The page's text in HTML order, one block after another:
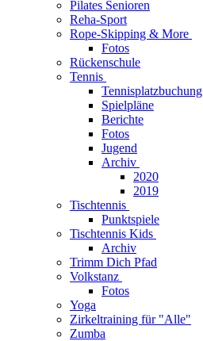
Pilates Senioren
Reha-Sport
Rope-Skipping & More
Fotos
Rückenschule
Tennis
Tennisplatzbuchung
Spielpläne
Berichte
Fotos
Jugend
Archiv
2020
2019
Tischtennis
Punktspiele
Tischtennis Kids
Archiv
Trimm Dich Pfad
Volkstanz
Fotos
Yoga
Zirkeltraining für "Alle"
Zumba